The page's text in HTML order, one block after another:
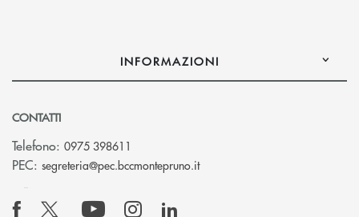
INFORMAZIONI
CONTATTI
Telefono: 0975 398611
PEC: segreteria@pec.bccmontepruno.it(si apre l’app di posta